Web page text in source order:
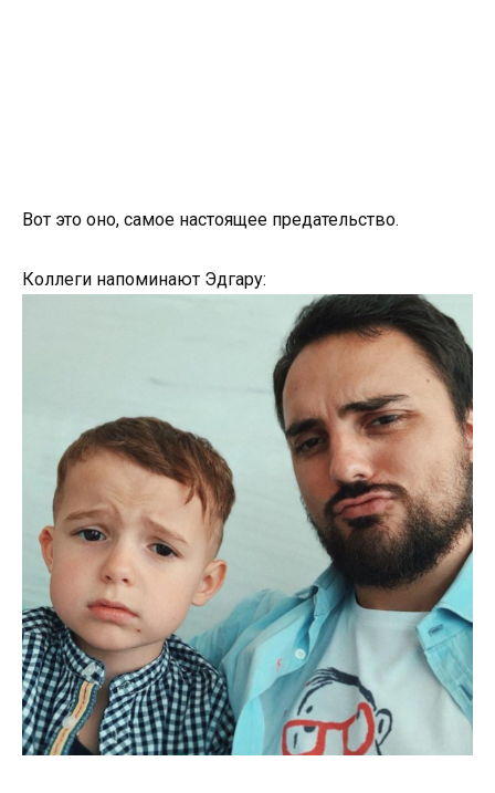
Вот это оно, самое настоящее предательство.
Коллеги напоминают Эдгару: